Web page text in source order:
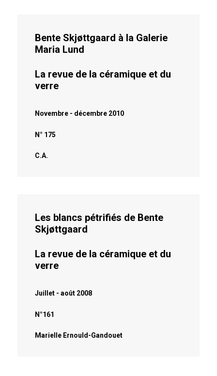
Bente Skjøttgaard à la Galerie
Maria Lund
La revue de la céramique et du
verre
Novembre - décembre 2010
N° 175
C.A.
Les blancs pétrifiés de Bente
Skjøttgaard
La revue de la céramique et du
verre
Juillet - août 2008
N°161
Marielle Ernould-Gandouet